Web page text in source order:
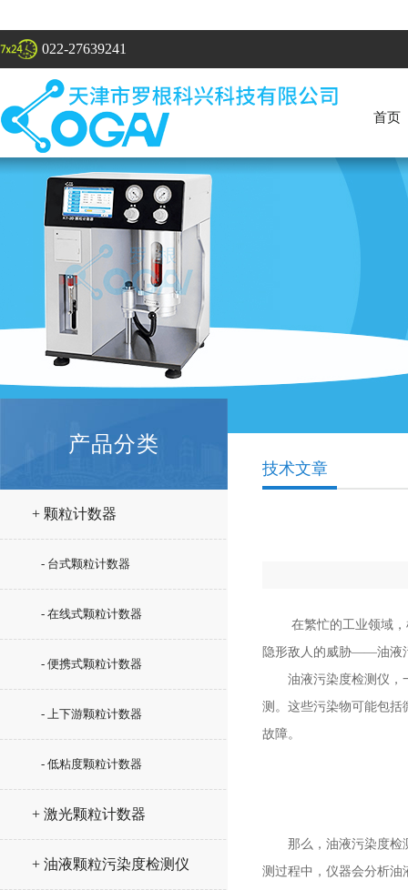
022-27639241
首页
产品分类
+ 颗粒计数器
- 台式颗粒计数器
- 在线式颗粒计数器
- 便携式颗粒计数器
- 上下游颗粒计数器
- 低粘度颗粒计数器
+ 激光颗粒计数器
+ 油液颗粒污染度检测仪
技术文章
在繁忙的工业领域，机
隐形敌人的威胁——油液
油液污染度检测仪，一
测。这些污染物可能包括
故障。
那么，油液污染度检测
测过程中，仪器会分析油